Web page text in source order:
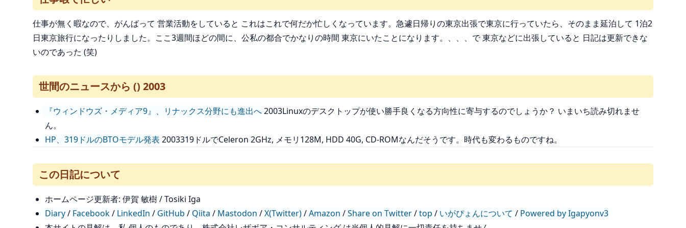
仕事が無く暇なので、がんばって 営業活動をしていると これはこれで何だか忙しくなっています。急遽日帰りの東京出張で東京に行っていたら、そのまま延泊して 1泊2
日東京旅行になったりしました。ここ3週間ほどの間に、公私の都合でかなりの時間 東京にいたことになります。、、、で 東京などに出張していると 日記は更新できな
いのであった (笑)
世間のニュースから () 2003
『ウィンドウズ・メディア9』、リナックス分野にも進出へ2003Linuxのデスクトップが使い勝手良くなる方向性に寄与するのでしょうか？ いまいち読み切れませ
ん。
HP、319ドルのBTOモデル発表 2003319ドルでCeleron 2GHz, メモリ128M, HDD 40G, CD-ROMなんだそうです。時代も変わるものですね。
この日記について
ホームページ更新者: 伊賀 敏樹 / Tosiki Iga
Diary/ Facebook/ LinkedIn / GitHub / Qiita / Mastodon /X(Twitter)/Amazon /Share on Twitter/top / いがぴょんについて / Powered by Igapyonv3